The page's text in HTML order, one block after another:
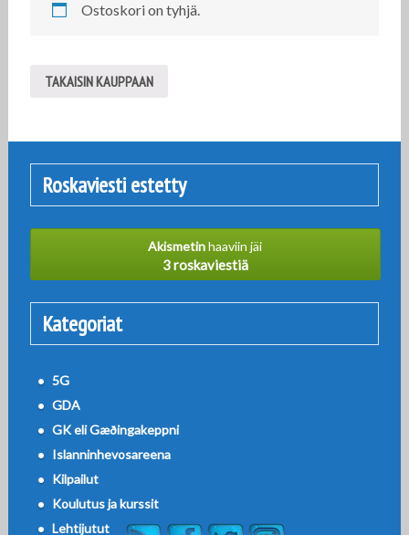
Ostoskori on tyhjä.
TAKAISIN KAUPPAAN
Roskaviesti estetty
Akismetinhaaviin jäi
3 roskaviestiä
Kategoriat
5G
GDA
GK eli Gæðingakeppni
Islanninhevosareena
Kilpailut
Koulutus ja kurssit
Lehtijutut